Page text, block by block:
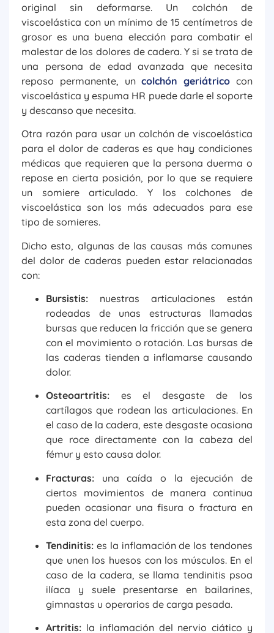
original sin deformarse. Un colchón de
viscoelástica con un mínimo de 15 centímetros de
grosor es una buena elección para combatir el
malestar de los dolores de cadera. Y si se trata de
una persona de edad avanzada que necesita
reposo permanente, uncolchón geriátrico con
viscoelástica y espuma HR puede darle el soporte
y descanso que necesita.
Otra razón para usar un colchón de viscoelástica
para el dolor de caderas es que hay condiciones
médicas que requieren que la persona duerma o
repose en cierta posición, por lo que se requiere
un somiere articulado. Y los colchones de
viscoelástica son los más adecuados para ese
tipo de somieres.
Dicho esto, algunas de las causas más comunes
del dolor de caderas pueden estar relacionadas
con:
Bursistis: nuestras articulaciones están
rodeadas de unas estructuras llamadas
bursas que reducen la fricción que se genera
con el movimiento o rotación. Las bursas de
las caderas tienden a inflamarse causando
dolor.
Osteoartritis: es el desgaste de los
cartílagos que rodean las articulaciones. En
el caso de la cadera, este desgaste ocasiona
que roce directamente con la cabeza del
fémur y esto causa dolor.
Fracturas: una caída o la ejecución de
ciertos movimientos de manera continua
pueden ocasionar una fisura o fractura en
esta zona del cuerpo.
Tendinitis: es la inflamación de los tendones
que unen los huesos con los músculos. En el
caso de la cadera, se llama tendinitis psoa
ilíaca y suele presentarse en bailarines,
gimnastas u operarios de carga pesada.
Artritis: la inflamación del nervio ciático y